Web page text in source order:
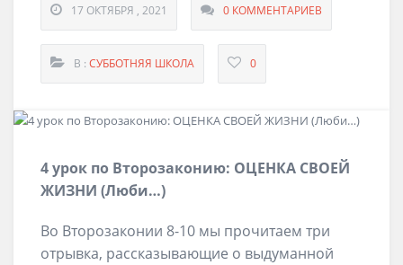
17 ОКТЯБРЯ , 2021 0 КОММЕНТАРИЕВ
В : СУББОТНЯЯ ШКОЛА 0
4 урок по Второзаконию: ОЦЕНКА СВОЕЙ
ЖИЗНИ (Люби…)
Во Второзаконии 8-10 мы прочитаем три
отрывка, рассказывающие о выдуманной